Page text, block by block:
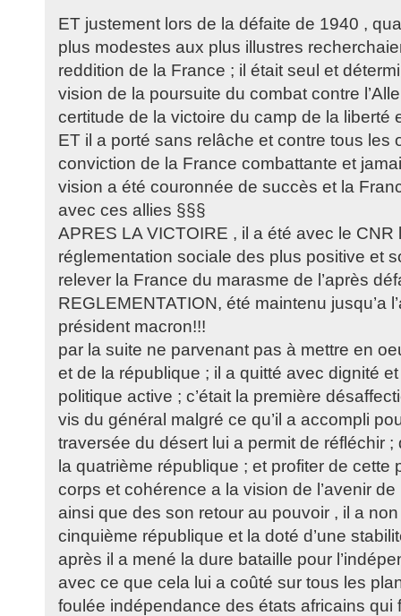
ET justement lors de la défaite de 1940 ,
plus modestes aux plus illustres
reddition de la France ; il était seul et
vision de la poursuite du combat contre
certitude de la victoire du camp de la
ET il a porté sans relâche et contre tous les
conviction de la France combattante et
vision a été couronnée de succès et la
avec ces allies §§§
APRES LA VICTOIRE , il a été avec le CNR
réglementation sociale des plus positive et
relever la France du marasme de l’après
REGLEMENTATION, été maintenu jusqu’a
président macron!!!
par la suite ne parvenant pas à mettre en
et de la république ; il a quitté avec dignité
politique active ; c’était la première
vis du général malgré ce qu’il a accompli
traversée du désert lui a permit de réfléchir
la quatrième république ; et profiter de cette
corps et cohérence a la vision de l’avenir de
ainsi que des son retour au pouvoir , il a
cinquième république et la doté d’une
après il a mené la dure bataille pour
avec ce que cela lui a coûté sur tous les
foulée indépendance des états africains qui